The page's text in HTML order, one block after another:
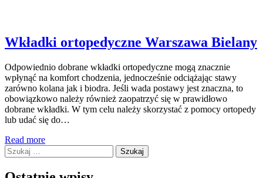
Wkładki ortopedyczne Warszawa Bielany
Odpowiednio dobrane wkładki ortopedyczne mogą znacznie
wpłynąć na komfort chodzenia, jednocześnie odciążając stawy
zarówno kolana jak i biodra. Jeśli wada postawy jest znaczna, to
obowiązkowo należy również zaopatrzyć się w prawidłowo
dobrane wkładki. W tym celu należy skorzystać z pomocy ortopedy
lub udać się do…
Read more
Szukaj: